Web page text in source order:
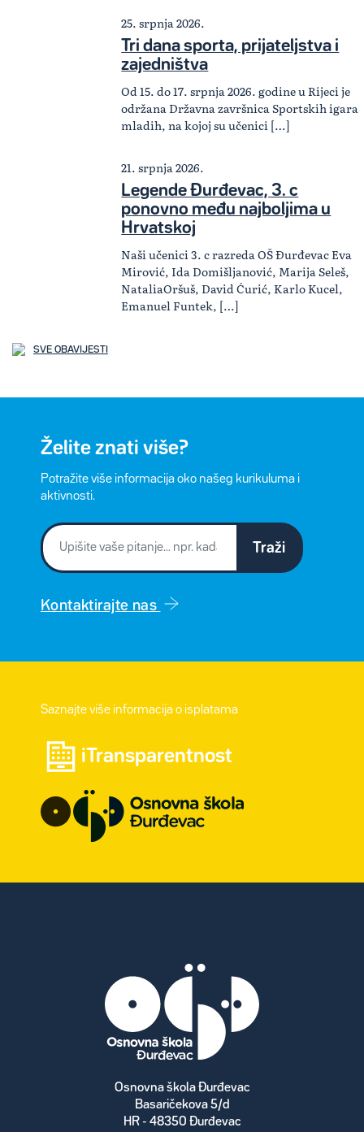
25. srpnja 2026.
Tri dana sporta, prijateljstva i
zajedništva
Od 15. do 17. srpnja 2026. godine u Rijeci je
održana Državna završnica Sportskih igara
mladih, na kojoj su učenici […]
21. srpnja 2026.
Legende Đurđevac, 3. c
ponovno među najboljima u
Hrvatskoj
Naši učenici 3. c razreda OŠ Đurđevac Eva
Mirović, Ida Domišljanović, Marija Seleš,
NataliaOršuš, David Ćurić, Karlo Kucel,
Emanuel Funtek, […]
SVE OBAVIJESTI
Želite znati više?
Potražite više informacija oko našeg kurikuluma i
aktivnosti.
Traži
Kontaktirajte nas
Saznajte više informacija o isplatama
iTransparentnost
Osnovna škola Đurđevac
Basaričekova 5/d
HR - 48350 Đurđevac